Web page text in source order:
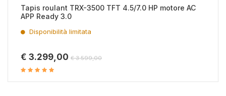
Tapis roulant TRX-3500 TFT 4.5/7.0 HP motore AC
APP Ready 3.0
Disponibilità limitata
€ 3.299,00 € 3.599,00